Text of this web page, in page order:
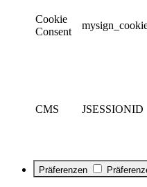
Cookie
Consent
CMS JSESSIONID
Präferenzen